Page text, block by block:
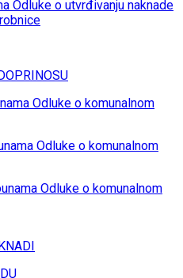
Odluke o utvrđivanju naknade
Odluke o komunalnom
Odluke o komunalnom
Odluke o komunalnom